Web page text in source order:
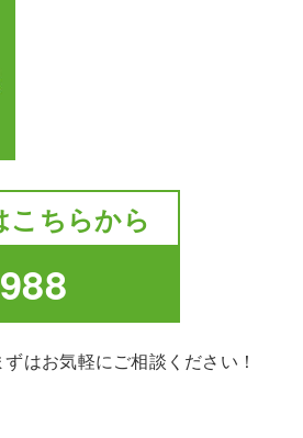
こちらから
はお気軽にご相談ください！